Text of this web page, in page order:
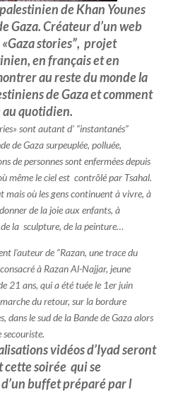
de Khan Younes
Gaza. Créateur d’un web
stories”, projet
en, en français et en
au reste du monde la
de Gaza et comment
quotidien.
sont autant d’ “instantanés”
de Gaza surpeuplée, polluée,
de personnes sont enfermées depuis
même le ciel est contrôlé par Tsahal.
mais où les gens continuent à vivre, à
de la joie aux enfants, à
la sculpture, de la peinture…
l’auteur de “Razan, une trace du
à Razan Al-Najjar, jeune
21 ans, qui a été tuée le 1er juin
du retour, sur la bordure
dans le sud de la Bande de Gaza alors
vidéos d’Iyad seront
soirée qui se
buffet préparé par l